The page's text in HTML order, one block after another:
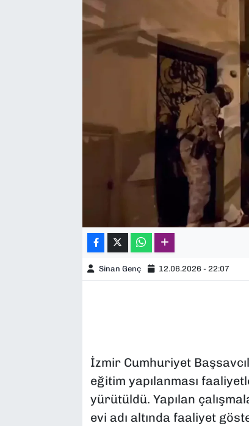
Sinan Genç 12.06.2026 - 22:07
İzmir Cumhuriyet
eğitim yapılanması
yürütüldü. Yapılan
evi adı altında faaliyet